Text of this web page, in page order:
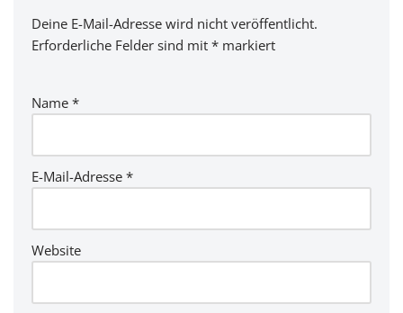
Deine E-Mail-Adresse wird nicht veröffentlicht.
Erforderliche Felder sind mit * markiert
Name *
E-Mail-Adresse *
Website